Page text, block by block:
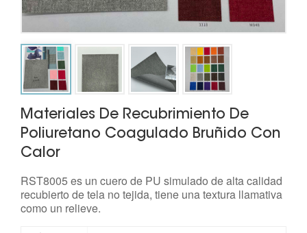
Materiales De Recubrimiento De
Poliuretano Coagulado Bruñido Con
Calor
RST8005 es un cuero de PU simulado de alta calidad
recubierto de tela no tejida, tiene una textura llamativa
como un relieve.